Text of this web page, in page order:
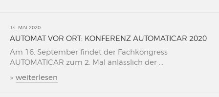
14. MAI 2020
AUTOMAT VOR ORT: KONFERENZ AUTOMATICAR 2020
Am 16. September findet der Fachkongress
AUTOMATICAR zum 2. Mal änlässlich der ...
» weiterlesen